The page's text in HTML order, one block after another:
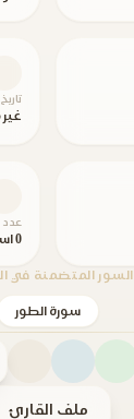
عدد
0 استماع
السور المتضمنة في
سورة الطور
ملف القارئ